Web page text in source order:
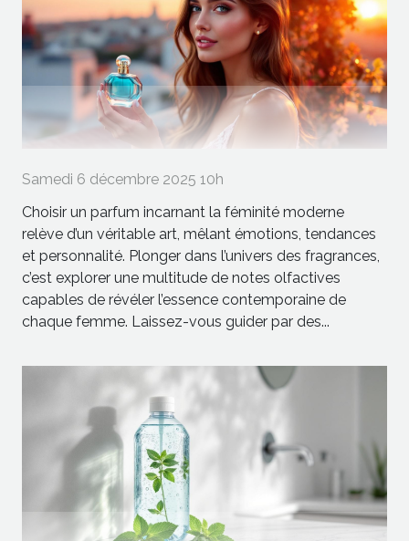
Samedi 6 décembre 2025 10h
Choisir un parfum incarnant la féminité moderne
relève d’un véritable art, mêlant émotions, tendances
et personnalité. Plonger dans l’univers des fragrances,
c’est explorer une multitude de notes olfactives
capables de révéler l’essence contemporaine de
chaque femme. Laissez-vous guider par des...